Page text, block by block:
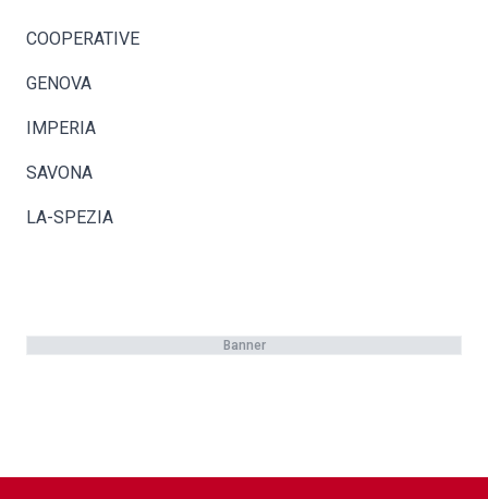
COOPERATIVE
GENOVA
IMPERIA
SAVONA
LA-SPEZIA
Banner